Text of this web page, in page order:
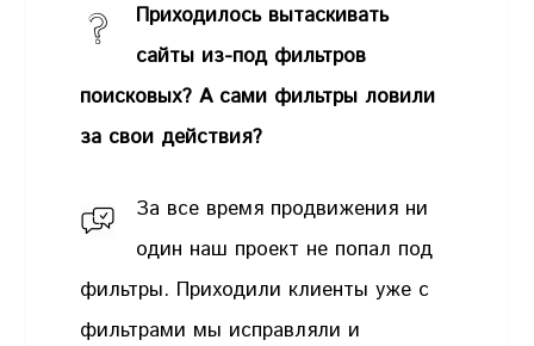
Приходилось вытаскивать
сайты из-под фильтров
поисковых? А сами фильтры ловили
за свои действия?
За все время продвижения ни
один наш проект не попал под
фильтры. Приходили клиенты уже с
фильтрами мы исправляли и